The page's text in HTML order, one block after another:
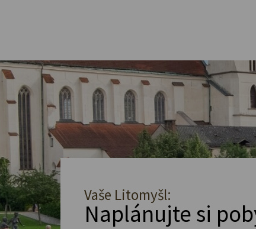
Vaše Litomyšl:
Naplánujte si